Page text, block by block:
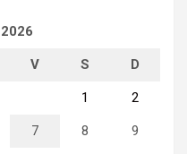
V S D
1 2
7 8 9